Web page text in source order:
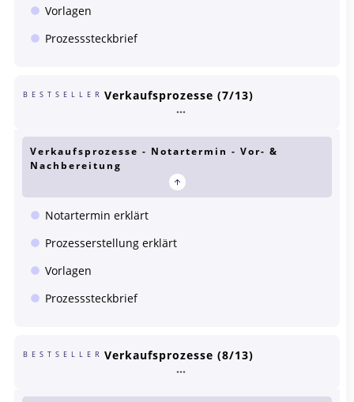
Vorlagen
Prozesssteckbrief
BESTSELLER Verkaufsprozesse (7/13)
Verkaufsprozesse - Notartermin - Vor- &
Nachbereitung
Notartermin erklärt
Prozesserstellung erklärt
Vorlagen
Prozesssteckbrief
BESTSELLER Verkaufsprozesse (8/13)